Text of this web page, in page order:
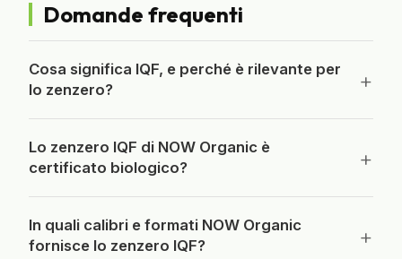
Domande frequenti
Cosa significa IQF, e perché è rilevante per
lo zenzero?
individualmente e rapidamente. Ogni pezzo di
zenzero, a cubetti, a listarelle o macinato, viene
bassa in pochi minuti, invece che insieme in un
Lo zenzero IQF di NOW Organic è
certificato biologico?
Biologico UE da SKAL Bio Controle, numero di
In quali calibri e formati NOW Organic
fornisce lo zenzero IQF?